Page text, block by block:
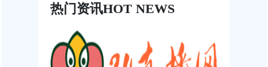
热门资讯HOT NEWS